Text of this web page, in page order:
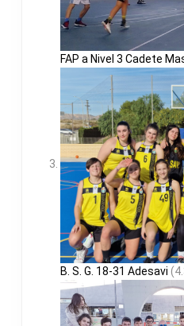
FAP a Nivel 3 Cadete
B. S. G. 18-31 Adesavi